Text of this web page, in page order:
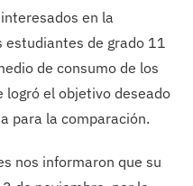
en la
estudiantes de grado 11
de consumo de los
el objetivo deseado
para la comparación.
nos informaron que su